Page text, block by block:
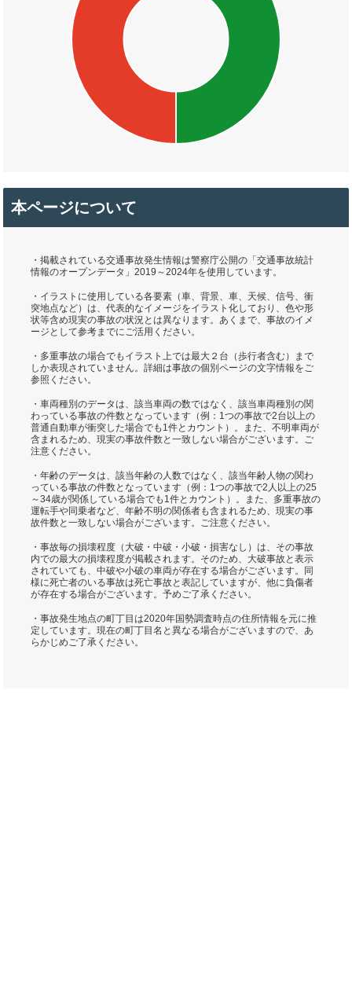
本ページについて
・掲載されている交通事故発生情報は警察庁公開の「交通事故統計
情報のオープンデータ」2019～2024年を使用しています。
・イラストに使用している各要素（車、背景、車、天候、信号、衝
突地点など）は、代表的なイメージをイラスト化しており、色や形
状等含め現実の事故の状況とは異なります。あくまで、事故のイメ
ージとして参考までにご活用ください。
・多重事故の場合でもイラスト上では最大２台（歩行者含む）まで
しか表現されていません。詳細は事故の個別ページの文字情報をご
参照ください。
・車両種別のデータは、該当車両の数ではなく、該当車両種別の関
わっている事故の件数となっています（例：1つの事故で2台以上の
普通自動車が衝突した場合でも1件とカウント）。また、不明車両が
含まれるため、現実の事故件数と一致しない場合がございます。ご
注意ください。
・年齢のデータは、該当年齢の人数ではなく、該当年齢人物の関わ
っている事故の件数となっています（例：1つの事故で2人以上の25
～34歳が関係している場合でも1件とカウント）。また、多重事故の
運転手や同乗者など、年齢不明の関係者も含まれるため、現実の事
故件数と一致しない場合がございます。ご注意ください。
・事故毎の損壊程度（大破・中破・小破・損害なし）は、その事故
内での最大の損壊程度が掲載されます。そのため、大破事故と表示
されていても、中破や小破の車両が存在する場合がございます。同
様に死亡者のいる事故は死亡事故と表記していますが、他に負傷者
が存在する場合がございます。予めご了承ください。
・事故発生地点の町丁目は2020年国勢調査時点の住所情報を元に推
定しています。現在の町丁目名と異なる場合がございますので、あ
らかじめご了承ください。